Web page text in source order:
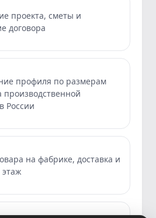
проекта, сметы и
договора
профиля по размерам
производственной
России
на фабрике, доставка и